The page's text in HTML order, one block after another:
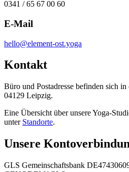
0341 / 65 67 00 60
E-Mail
hello@element-ost.yoga
Kontakt
Büro und Postadresse befinden sich
04129 Leipzig.
Eine Übersicht über unsere Yoga-
unter Standorte.
Unsere
GLS Gemeinschaftsbank